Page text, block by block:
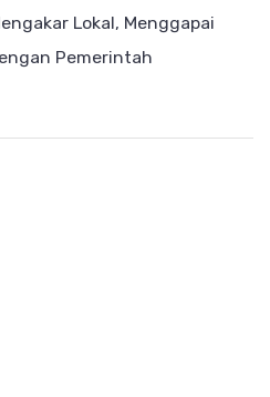
Lokal, Menggapai
Pemerintah